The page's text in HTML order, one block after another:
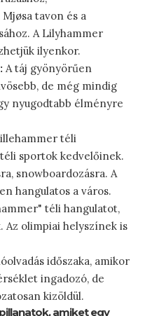
tavon és a
A Lilyhammer
ilyenkor.
A táj gyönyörűen
de még mindig
nyugodtabb élményre
téli
sportok kedvelőinek.
snowboardozásra. A
hangulatos a város.
téli hangulatot,
Az olimpiai helyszínek is
időszaka, amikor
ingadozó, de
kizöldül.
amiket egy